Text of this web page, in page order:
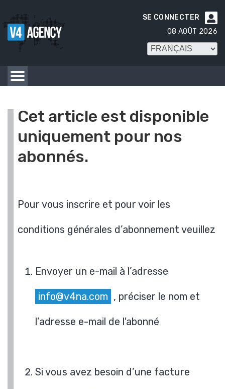

SE CONNECTER
08 AOÛT 2026
Cet article est disponible
uniquement pour nos
abonnés.
Pour vous inscrire et pour voir les
conditions générales d’abonnement veuillez
Envoyer un e-mail à l’adresse
info@v4na.com , préciser le nom et
l’adresse e-mail de l'abonné
Si vous avez besoin d’une facture